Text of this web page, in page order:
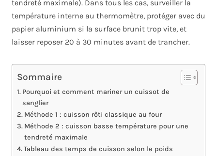
tendreté maximale). Dans tous les cas, surveiller la
température interne au thermomètre, protéger avec du
papier aluminium si la surface brunit trop vite, et
laisser reposer 20 à 30 minutes avant de trancher.
Sommaire
Pourquoi et comment mariner un cuissot de
sanglier
Méthode 1 : cuisson rôti classique au four
Méthode 2 : cuisson basse température pour une
tendreté maximale
Tableau des temps de cuisson selon le poids